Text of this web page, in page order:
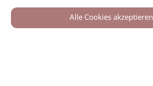
0
Alle Cookies akzeptieren